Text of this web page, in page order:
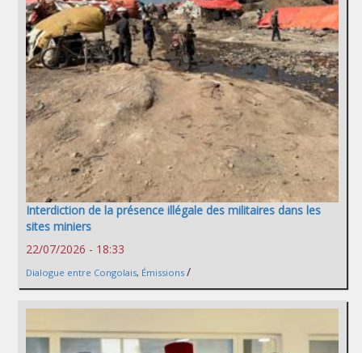
Interdiction de la présence illégale des militaires dans les
sites miniers
22/07/2026 - 18:33
Dialogue entre Congolais, Émissions /